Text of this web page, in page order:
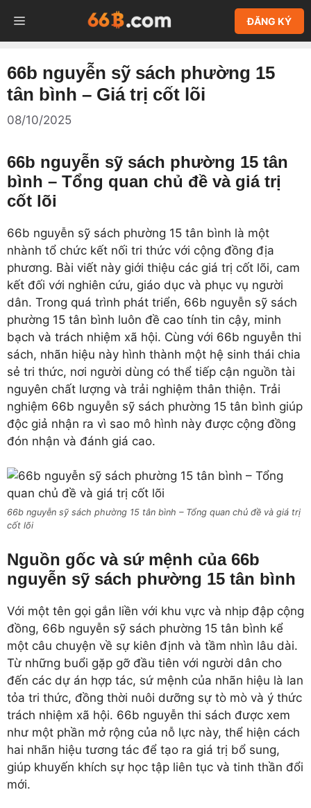
đến
nội
ĐĂNG KÝ
MENU
66b nguyễn sỹ sách phường 15
tân bình – Giá trị cốt lõi
08/10/2025
66b nguyễn sỹ sách phường 15 tân
bình – Tổng quan chủ đề và giá trị
cốt lõi
66b nguyễn sỹ sách phường 15 tân bình là một
nhành tổ chức kết nối tri thức với cộng đồng địa
phương. Bài viết này giới thiệu các giá trị cốt lõi, cam
kết đối với nghiên cứu, giáo dục và phục vụ người
dân. Trong quá trình phát triển, 66b nguyễn sỹ sách
phường 15 tân bình luôn đề cao tính tin cậy, minh
bạch và trách nhiệm xã hội. Cùng với 66b nguyễn thi
sách, nhãn hiệu này hình thành một hệ sinh thái chia
sẻ tri thức, nơi người dùng có thể tiếp cận nguồn tài
nguyên chất lượng và trải nghiệm thân thiện. Trải
nghiệm 66b nguyễn sỹ sách phường 15 tân bình giúp
độc giả nhận ra vì sao mô hình này được cộng đồng
đón nhận và đánh giá cao.
66b nguyễn sỹ sách phường 15 tân bình – Tổng quan chủ đề và giá trị
cốt lõi
Nguồn gốc và sứ mệnh của 66b
nguyễn sỹ sách phường 15 tân bình
Với một tên gọi gắn liền với khu vực và nhịp đập cộng
đồng, 66b nguyễn sỹ sách phường 15 tân bình kể
một câu chuyện về sự kiên định và tầm nhìn lâu dài.
Từ những buổi gặp gỡ đầu tiên với người dân cho
đến các dự án hợp tác, sứ mệnh của nhãn hiệu là lan
tỏa tri thức, đồng thời nuôi dưỡng sự tò mò và ý thức
trách nhiệm xã hội. 66b nguyễn thi sách được xem
như một phần mở rộng của nỗ lực này, thể hiện cách
hai nhãn hiệu tương tác để tạo ra giá trị bổ sung,
giúp khuyến khích sự học tập liên tục và tinh thần đổi
mới.